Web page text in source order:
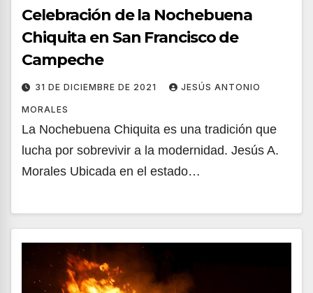
Celebración de la Nochebuena
Chiquita en San Francisco de
Campeche
31 DE DICIEMBRE DE 2021 JESÚS ANTONIO
MORALES
La Nochebuena Chiquita es una tradición que
lucha por sobrevivir a la modernidad. Jesús A.
Morales Ubicada en el estado…